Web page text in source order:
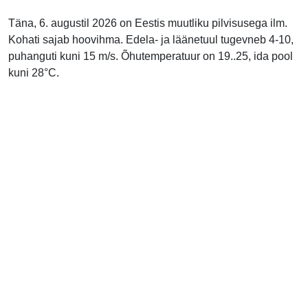
Täna, 6. augustil 2026 on Eestis muutliku pilvisusega ilm.
Kohati sajab hoovihma. Edela- ja läänetuul tugevneb 4-10,
puhanguti kuni 15 m/s. Õhutemperatuur on 19..25, ida pool
kuni 28°C.